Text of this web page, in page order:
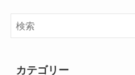
カテゴリー